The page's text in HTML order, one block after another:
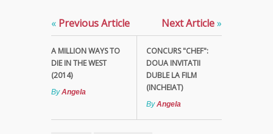
« Previous Article
A MILLION WAYS TO
DIE IN THE WEST
(2014)
ByAngela
Next Article»
CONCURS "CHEF":
DOUA INVITATII
DUBLE LA FILM
(INCHEIAT)
ByAngela